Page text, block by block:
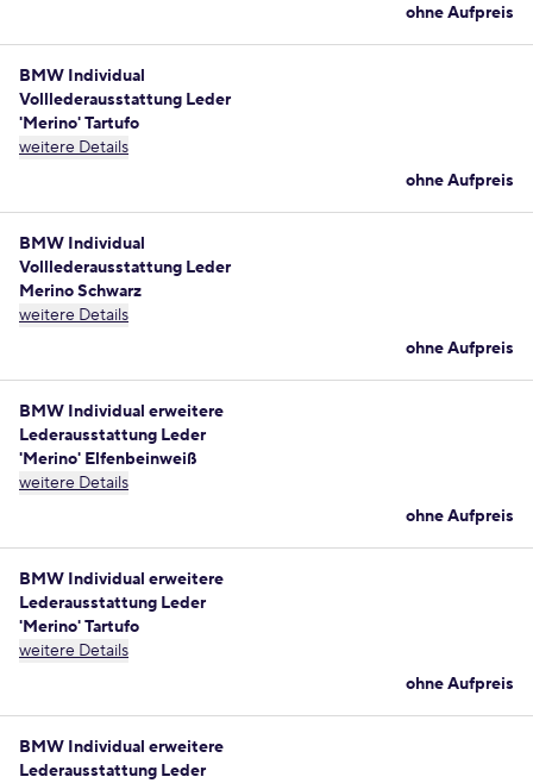
ohne Aufpreis
BMW Individual
Volllederausstattung Leder
'Merino' Tartufo
weitere Details
ohne Aufpreis
BMW Individual
Volllederausstattung Leder
Merino Schwarz
weitere Details
ohne Aufpreis
BMW Individual erweitere
Lederausstattung Leder
'Merino' Elfenbeinweiß
weitere Details
ohne Aufpreis
BMW Individual erweitere
Lederausstattung Leder
'Merino' Tartufo
weitere Details
ohne Aufpreis
BMW Individual erweitere
Lederausstattung Leder